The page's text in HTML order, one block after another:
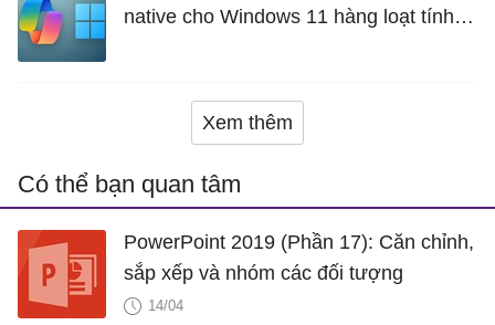
native cho Windows 11 hàng loạt tính
Xem thêm
Có thể bạn quan tâm
PowerPoint 2019 (Phần 17): Căn chỉnh,
sắp xếp và nhóm các đối tượng
14/04